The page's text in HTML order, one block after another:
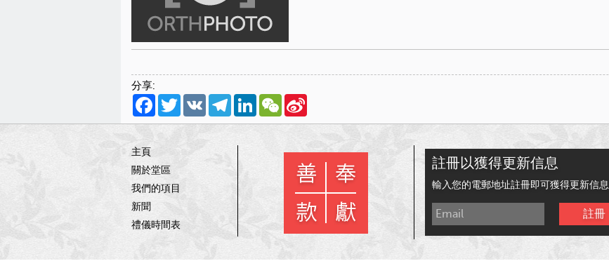
分享:
Facebook
TwitterVK TelegramLinkedInWeChat
主頁
關於堂區
我們的項目
新聞
禮儀時間表
註冊以獲得更新信息
輸入您的電郵地址註冊即可獲得更新信息
註冊